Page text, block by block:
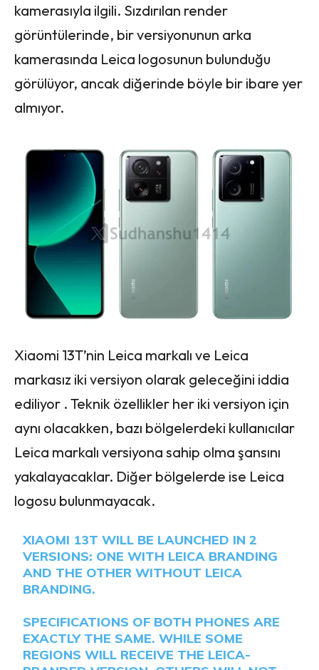
kamerasıyla ilgili. Sızdırılan render
görüntülerinde, bir versiyonunun arka
kamerasında Leica logosunun bulunduğu
görülüyor, ancak diğerinde böyle bir ibare yer
almıyor.
Xiaomi 13T’nin Leica markalı ve Leica
markasız iki versiyon olarak geleceğini iddia
ediliyor . Teknik özellikler her iki versiyon için
aynı olacakken, bazı bölgelerdeki kullanıcılar
Leica markalı versiyona sahip olma şansını
yakalayacaklar. Diğer bölgelerde ise Leica
logosu bulunmayacak.
XIAOMI 13T WILL BE LAUNCHED IN 2
VERSIONS: ONE WITH LEICA BRANDING
AND THE OTHER WITHOUT LEICA
BRANDING.
SPECIFICATIONS OF BOTH PHONES ARE
EXACTLY THE SAME. WHILE SOME
REGIONS WILL RECEIVE THE LEICA-